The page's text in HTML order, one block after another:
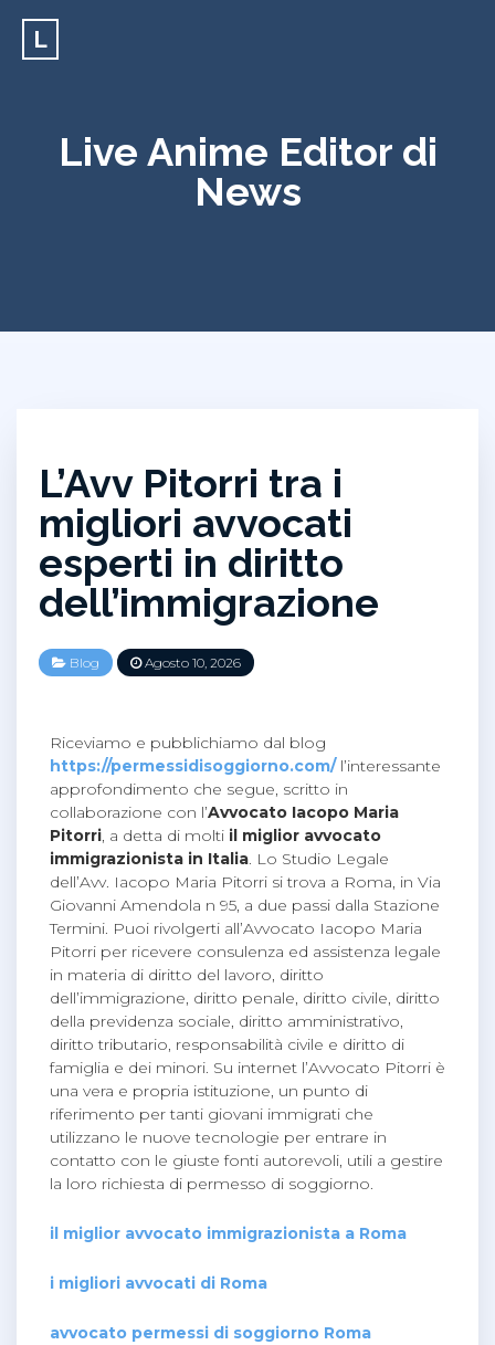
L
Live Anime Editor di
News
L’Avv Pitorri tra i
migliori avvocati
esperti in diritto
dell’immigrazione
Blog Agosto 10, 2026
Riceviamo e pubblichiamo dal blog
https://permessidisoggiorno.com/l’interessante
approfondimento che segue, scritto in
collaborazione con l’Avvocato Iacopo Maria
Pitorri, a detta di molti il miglior avvocato
immigrazionista in Italia. Lo Studio Legale
dell’Avv. Iacopo Maria Pitorri si trova a Roma, in Via
Giovanni Amendola n 95, a due passi dalla Stazione
Termini. Puoi rivolgerti all’Avvocato Iacopo Maria
Pitorri per ricevere consulenza ed assistenza legale
in materia di diritto del lavoro, diritto
dell’immigrazione, diritto penale, diritto civile, diritto
della previdenza sociale, diritto amministrativo,
diritto tributario, responsabilità civile e diritto di
famiglia e dei minori. Su internet l’Avvocato Pitorri è
una vera e propria istituzione, un punto di
riferimento per tanti giovani immigrati che
utilizzano le nuove tecnologie per entrare in
contatto con le giuste fonti autorevoli, utili a gestire
la loro richiesta di permesso di soggiorno.
il miglior avvocato immigrazionista a Roma
i migliori avvocati di Roma
avvocato permessi di soggiorno Roma